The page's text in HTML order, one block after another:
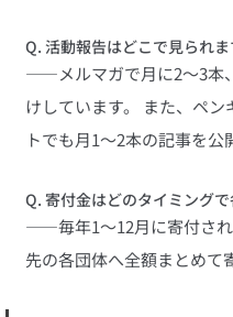
Q. 活動報告はどこで見られま
――メルマガで月に2～3本
けしています。 また、ペ
トでも月1～2本の記事を公
Q. 寄付金はどのタイミング
――毎年1～12月に寄付さ
先の各団体へ全額まとめて